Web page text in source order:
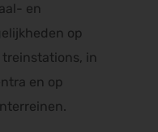
en
op
in
en op